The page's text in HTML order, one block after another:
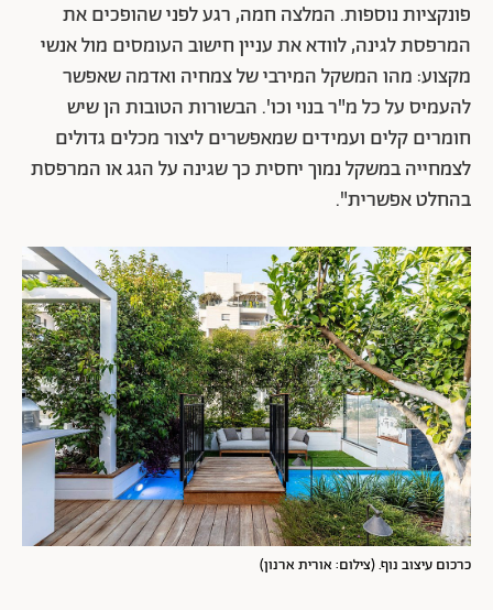
פונקציות נוספות. המלצה חמה, רגע לפני שהופכים את
המרפסת לגינה, לוודא את עניין חישוב העומסים מול אנשי
מקצוע: מהו המשקל המירבי של צמחיה ואדמה שאפשר
להעמיס על כל מ"ר בנוי וכו'. הבשורות הטובות הן שיש
חומרים קלים ועמידים שמאפשרים ליצור מכלים גדולים
לצמחייה במשקל נמוך יחסית כך שגינה על הגג או המרפסת
בהחלט אפשרית".
כרכום עיצוב נוף. (צילום: אורית ארנון)